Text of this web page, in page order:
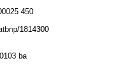
450
1814300
ba